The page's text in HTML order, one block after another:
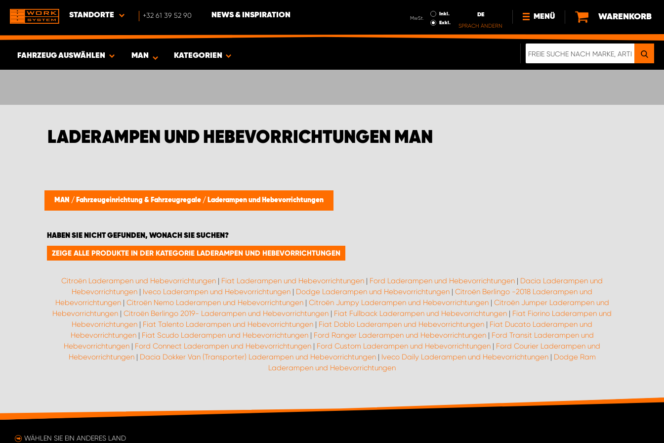
STANDORTE +32 61 39 52 90 NEWS & INSPIRATION MwSt.
Inkl.
Exkl.
DE
SPRACH ÄNDERN
MENÜ
NEWS
WARENKORB
FAHRZEUG AUSWÄHLEN
ARTIKEL
MAN KATEGORIEN
LADERAMPEN UND HEBEVORRICHTUNGEN MAN
MAN / Fahrzeugeinrichtung & Fahrzeugregale / Laderampen und Hebevorrichtungen
HABEN SIE NICHT GEFUNDEN, WONACH SIE SUCHEN?
ZEIGE ALLE PRODUKTE IN DER KATEGORIE LADERAMPEN UND HEBEVORRICHTUNGEN
Citroën Laderampen und Hebevorrichtungen | Fiat Laderampen und Hebevorrichtungen | Ford Laderampen und Hebevorrichtungen | Dacia Laderampen und
Hebevorrichtungen | Iveco Laderampen und Hebevorrichtungen | Dodge Laderampen und Hebevorrichtungen | Citroën Berlingo -2018 Laderampen und
Hebevorrichtungen| Citroën Nemo Laderampen und Hebevorrichtungen| Citroën Jumpy Laderampen und Hebevorrichtungen| Citroën Jumper Laderampen und
Hebevorrichtungen | Citroën Berlingo 2019- Laderampen und Hebevorrichtungen | Fiat Fullback Laderampen und Hebevorrichtungen | Fiat Fiorino Laderampen und
Hebevorrichtungen | Fiat Talento Laderampen und Hebevorrichtungen | Fiat Doblo Laderampen und Hebevorrichtungen | Fiat Ducato Laderampen und
Hebevorrichtungen| Fiat Scudo Laderampen und Hebevorrichtungen| Ford Ranger Laderampen und Hebevorrichtungen| Ford Transit Laderampen und
Hebevorrichtungen | Ford Connect Laderampen und Hebevorrichtungen | Ford Custom Laderampen und Hebevorrichtungen | Ford Courier Laderampen und
Hebevorrichtungen| Dacia Dokker Van (Transporter) Laderampen und Hebevorrichtungen| Iveco Daily Laderampen und Hebevorrichtungen| Dodge Ram
Laderampen und Hebevorrichtungen
WÄHLEN SIE EIN ANDERES LAND